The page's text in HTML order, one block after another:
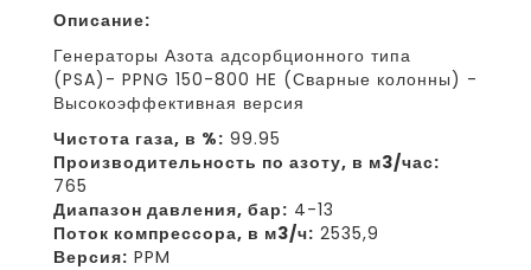
Описание:
Генераторы Азота адсорбционного типа
(PSA)- PPNG 150-800 HE (Сварные колонны) -
Высокоэффективная версия
Чистота газа, в %: 99.95
Производительность по азоту, в м3/час:
765
Диапазон давления, бар: 4-13
Поток компрессора, в м3/ч: 2535,9
Версия: PPM